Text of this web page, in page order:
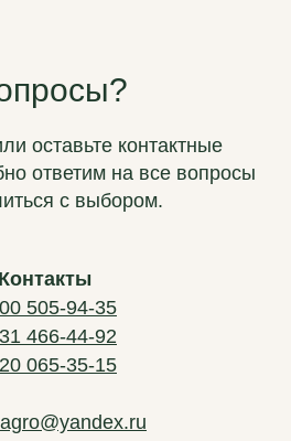
оставьте контактные
ответим на все вопросы
с выбором.
Контакты
505-94-35
466-44-92
065-35-15